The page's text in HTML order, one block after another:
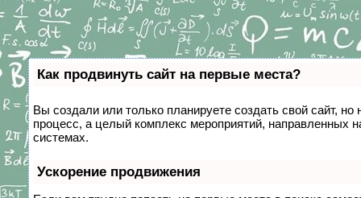
Как продвинуть сайт на первые места?
Вы создали или только планируете создать свой сайт,
процесс, а целый комплекс мероприятий, направленных
системах.
Ускорение продвижения